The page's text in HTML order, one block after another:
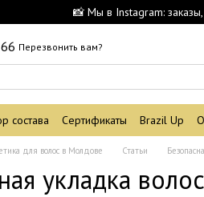
📸 Мы в Instagram:
Перезвонить вам?
состава Сертификаты Brazil Up
для волос в Молдове Статьи
укладка